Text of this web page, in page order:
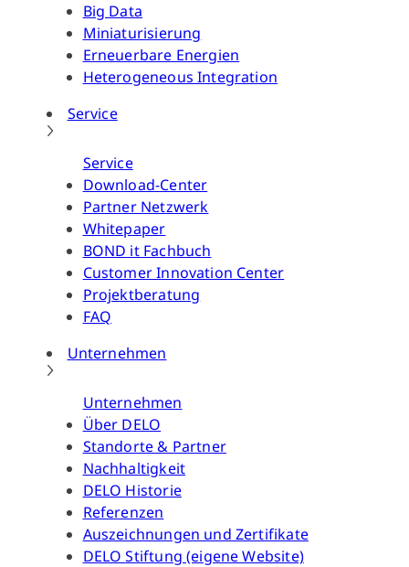
Big Data
Miniaturisierung
Erneuerbare Energien
Heterogeneous Integration
Service
Service
Download-Center
Partner Netzwerk
Whitepaper
BOND it Fachbuch
Customer Innovation Center
Projektberatung
FAQ
Unternehmen
Unternehmen
Über DELO
Standorte & Partner
Nachhaltigkeit
DELO Historie
Referenzen
Auszeichnungen und Zertifikate
DELO Stiftung (eigene Website)